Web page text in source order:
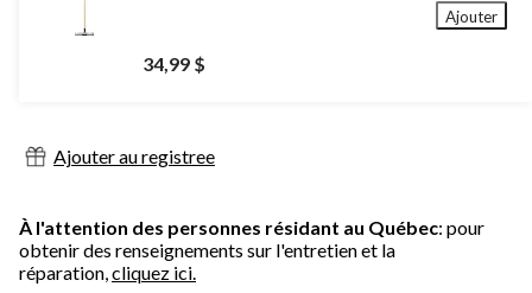
34,99 $
Ajouter
Ajouter au registree
À l'attention des personnes résidant au Québec: pour
obtenir des renseignements sur l'entretien et la
réparation,cliquez ici.